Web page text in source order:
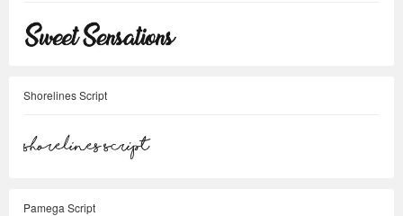
Shorelines Script
Pamega Script